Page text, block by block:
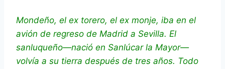
Mondeño, el ex torero, el ex monje, iba en el
avión de regreso de Madrid a Sevilla. El
sanluqueño—nació en Sanlúcar la Mayor—
volvía a su tierra después de tres años. Todo